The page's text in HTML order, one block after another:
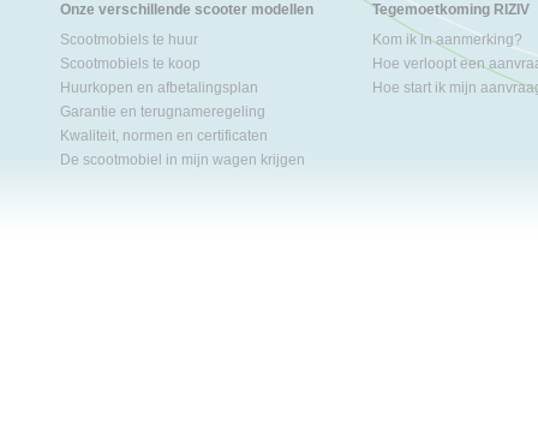
Onze verschillende scooter modellen
Scootmobiels te huur
Scootmobiels te koop
Huurkopen en afbetalingsplan
Garantie en terugnameregeling
Kwaliteit, normen en certificaten
De scootmobiel in mijn wagen krijgen
Tegemoetkoming RIZIV
Kom ik in aanmerking?
Hoe verloopt een
Hoe start ik mijn